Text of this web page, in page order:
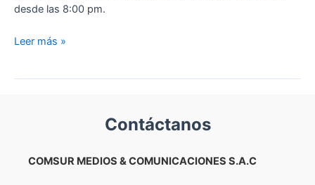
desde las 8:00 pm.
¡Ojo
Universitario
Leer más »
Contáctanos
COMSUR MEDIOS & COMUNICACIONES S.A.C